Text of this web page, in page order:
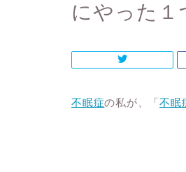
にやった
不眠症の私が、「不眠